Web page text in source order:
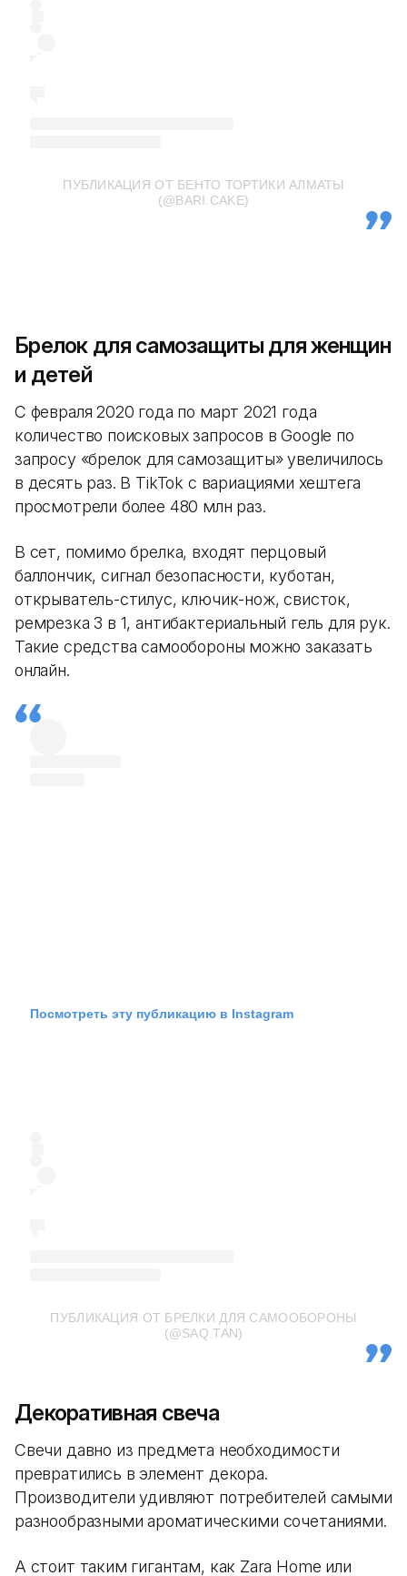
ПУБЛИКАЦИЯ ОТ БЕНТО ТОРТИКИ АЛМАТЫ
(@BARI.CAKE)
Брелок для самозащиты для женщин
и детей
С февраля 2020 года по март 2021 года
количество поисковых запросов в Google по
запросу «брелок для самозащиты» увеличилось
в десять раз. В TikTok с вариациями хештега
просмотрели более 480 млн раз.
В сет, помимо брелка, входят перцовый
баллончик, сигнал безопасности, куботан,
открыватель-стилус, ключик-нож, свисток,
ремрезка 3 в 1, антибактериальный гель для рук.
Такие средства самообороны можно заказать
онлайн.
Посмотреть эту публикацию в Instagram
ПУБЛИКАЦИЯ ОТ БРЕЛКИ ДЛЯ САМООБОРОНЫ
(@SAQ.TAN)
Декоративная свеча
Свечи давно из предмета необходимости
превратились в элемент декора.
Производители удивляют потребителей самыми
разнообразными ароматическими сочетаниями.
А стоит таким гигантам, как Zara Home или